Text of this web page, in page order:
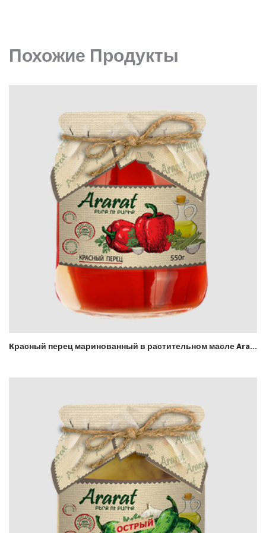
Похожие Продукты
Kрасный перец маринованный в растительном масле Ararat